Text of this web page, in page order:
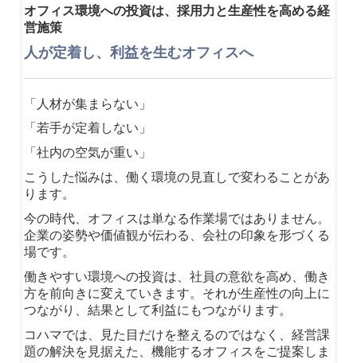
オフィス環境への投資は、採用力と生産性を高める経
営施策
人が定着し、利益を生むオフィスへ
「人材が集まらない」
「若手が定着しない」
「社内の空気が重い」
こうした悩みは、働く環境の見直しで変わることがあ
ります。
今の時代、オフィスは単なる作業場ではありません。
企業の姿勢や価値観が伝わる、会社の印象を形づくる
場です。
働きやすい環境への投資は、社員の意欲を高め、働き
方を前向きに変えていきます。それが生産性の向上に
つながり、結果として利益にもつながります。
コハマでは、見た目だけを整えるのではなく、経営課
題の解決を見据えた、機能するオフィスをご提案しま